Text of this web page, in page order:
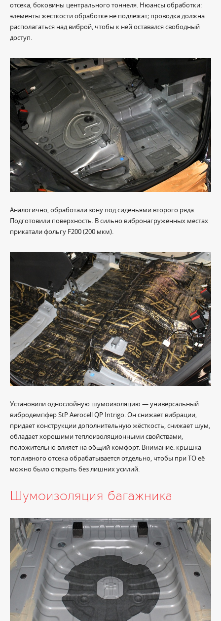
отсека, боковины центрального тоннеля. Нюансы обработки:
элементы жесткости обработке не подлежат; проводка должна
располагаться над виброй, чтобы к ней оставался свободный
доступ.
Аналогично, обработали зону под сиденьями второго ряда.
Подготовили поверхность. В сильно вибронагруженных местах
прикатали фольгу F200 (200 мкм).
Установили однослойную шумоизоляцию — универсальный
вибродемпфер StP Aerocell QP Intrigo. Он снижает вибрации,
придает конструкции дополнительную жёсткость, снижает шум,
обладает хорошими теплоизоляционными свойствами,
положительно влияет на общий комфорт. Внимание: крышка
топливного отсека обрабатывается отдельно, чтобы при ТО её
можно было открыть без лишних усилий.
Шумоизоляция багажника